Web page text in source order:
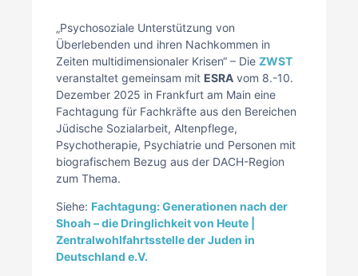
„Psychosoziale Unterstützung von
Überlebenden und ihren Nachkommen in
Zeiten multidimensionaler Krisen“ – Die ZWST
veranstaltet gemeinsam mit ESRA vom 8.-10.
Dezember 2025 in Frankfurt am Main eine
Fachtagung für Fachkräfte aus den Bereichen
Jüdische Sozialarbeit, Altenpflege,
Psychotherapie, Psychiatrie und Personen mit
biografischem Bezug aus der DACH-Region
zum Thema.
Siehe: Fachtagung: Generationen nach der
Shoah – die Dringlichkeit von Heute |
Zentralwohlfahrtsstelle der Juden in
Deutschland e.V.